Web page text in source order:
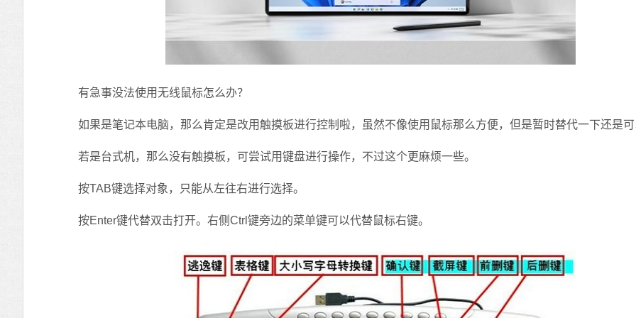
有急事没法使用无线鼠标怎么办？
如果是笔记本电脑，那么肯定是改用触摸板进行控制啦，虽然不像使用鼠标那么方便，但是暂时替代一下还是
若是台式机，那么没有触摸板，可尝试用键盘进行操作，不过这个更麻烦一些。
按TAB键选择对象，只能从左往右进行选择。
按Enter键代替双击打开。右侧Ctrl键旁边的菜单键可以代替鼠标右键。